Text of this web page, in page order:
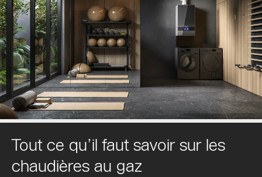
Tout ce qu’il faut savoir sur les
chaudières au gaz